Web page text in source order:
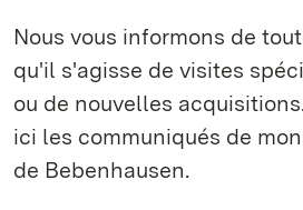
Nous vous informons de
qu'il s'agisse de visites
ou de nouvelles
ici les communiqués de
de Bebenhausen.